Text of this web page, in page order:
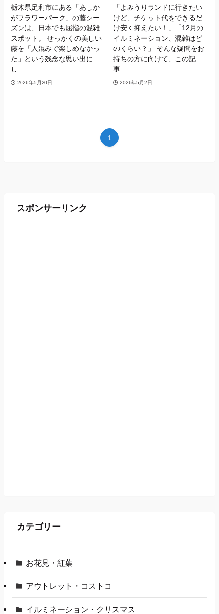
栃木県足利市にある「あしか
がフラワーパーク」の藤シー
ズンは、日本でも屈指の混雑
スポット。 せっかくの美しい
藤を「人混みで楽しめなかっ
た」という残念な思い出に
し...
2026年5月20日
「よみうりランドに行きたい
けど、チケット代をできるだ
け安く抑えたい！」「12月の
イルミネーション、混雑はど
のくらい？」 そんな疑問をお
持ちの方に向けて、この記
事...
2026年5月2日
1
スポンサーリンク
カテゴリー
お花見・紅葉
アウトレット・コストコ
イルミネーション・クリスマス